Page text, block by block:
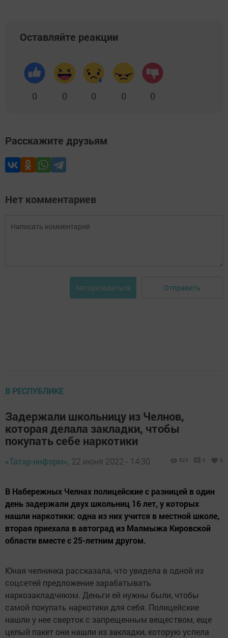
Оставляйте реакции
0 0 0 0 0
Расскажите друзьям
Нет комментариев
Авторизоваться Отправить
В РЕСПУБЛИКЕ
Задержали школьницу из Челнов,
которая делала закладки, чтобы
покупать себе наркотики
«Татар-информ», 22 июня 2022 - 14:30 823 0 0
В Набережных Челнах полицейские с разницей в один
день задержали двух школьниц 16 лет, у которых
нашли наркотики: одна из них учится в местной школе,
вторая приехала в автоград из Малмыжа Кировской
области вместе с 25-летним другом.
Юная челнинка рассказала, что увидела в одной из
соцсетей предложение зарабатывать
наркозакладчиком. Деньги ей нужны были, чтобы
самой покупать наркотики для себя. Полицейские
нашли у нее сверток с запрещенным веществом, еще
целый пакет они нашли из закладки, которую успела